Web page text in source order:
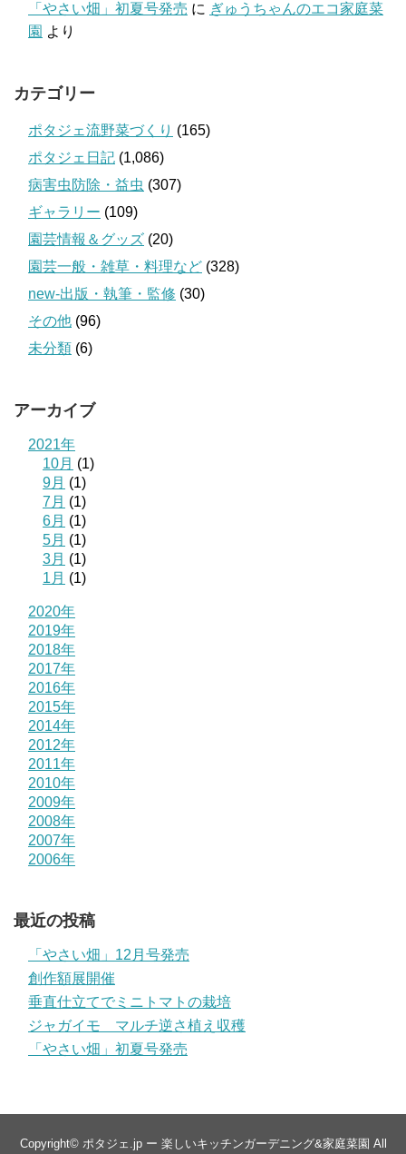
「やさい畑」初夏号発売 に ぎゅうちゃんのエコ家庭菜
園 より
カテゴリー
ポタジェ流野菜づくり (165)
ポタジェ日記 (1,086)
病害虫防除・益虫 (307)
ギャラリー (109)
園芸情報＆グッズ (20)
園芸一般・雑草・料理など (328)
new-出版・執筆・監修 (30)
その他 (96)
未分類 (6)
アーカイブ
2021年
10月 (1)
9月 (1)
7月 (1)
6月 (1)
5月 (1)
3月 (1)
1月 (1)
2020年
2019年
2018年
2017年
2016年
2015年
2014年
2012年
2011年
2010年
2009年
2008年
2007年
2006年
最近の投稿
「やさい畑」12月号発売
創作額展開催
垂直仕立てでミニトマトの栽培
ジャガイモ マルチ逆さ植え収穫
「やさい畑」初夏号発売
Copyright© ポタジェ.jp ー 楽しいキッチンガーデニング&家庭菜園 All